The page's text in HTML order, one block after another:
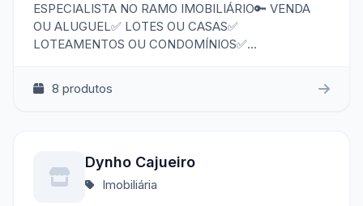
ESPECIALISTA NO RAMO IMOBILIÁRIO🔑 VENDA
OU ALUGUEL✅ LOTES OU CASAS✅
LOTEAMENTOS OU CONDOMÍNIOS✅
FREITAS OU PRADO✅
8 produtos
Dynho Cajueiro
Imobiliária